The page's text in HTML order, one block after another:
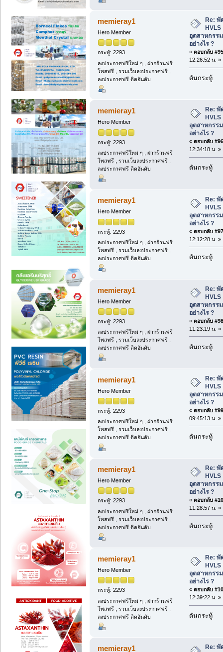
memieray1
Hero Member
กระทู้: 2293
ลงประกาศฟรีใหม่ ๆ , ฝากร้านฟรี
โพสฟรี , รวมเว็บลงประกาศฟรี ,
ลงประกาศฟรี ติดอันดับ
Re:
อุตสาหกรร
อย่างไร ?
« ตอบกลับ
12:26:52 น. »
ดันกระทู้
memieray1
Hero Member
กระทู้: 2293
ลงประกาศฟรีใหม่ ๆ , ฝากร้านฟรี
โพสฟรี , รวมเว็บลงประกาศฟรี ,
ลงประกาศฟรี ติดอันดับ
Re:
อุตสาหกรร
อย่างไร ?
« ตอบกลับ
12:34:18 น. »
ดันกระทู้
memieray1
Hero Member
กระทู้: 2293
ลงประกาศฟรีใหม่ ๆ , ฝากร้านฟรี
โพสฟรี , รวมเว็บลงประกาศฟรี ,
ลงประกาศฟรี ติดอันดับ
Re: พั
อุตสาหกรร
อย่างไร ?
« ตอบกลับ
12:12:28 น. »
ดันกระทู้
memieray1
Hero Member
กระทู้: 2293
ลงประกาศฟรีใหม่ ๆ , ฝากร้านฟรี
โพสฟรี , รวมเว็บลงประกาศฟรี ,
ลงประกาศฟรี ติดอันดับ
Re: พั
อุตสาหกรร
อย่างไร ?
« ตอบกลับ
11:23:19 น. »
ดันกระทู้
memieray1
Hero Member
กระทู้: 2293
ลงประกาศฟรีใหม่ ๆ , ฝากร้านฟรี
โพสฟรี , รวมเว็บลงประกาศฟรี ,
ลงประกาศฟรี ติดอันดับ
Re: พั
อุตสาหกรร
อย่างไร ?
« ตอบกลับ
09:45:13 น. »
ดันกระทู้
memieray1
Hero Member
กระทู้: 2293
ลงประกาศฟรีใหม่ ๆ , ฝากร้านฟรี
โพสฟรี , รวมเว็บลงประกาศฟรี ,
ลงประกาศฟรี ติดอันดับ
Re:
อุตสาหกรร
อย่างไร ?
« ตอบกลับ
11:28:57 น. »
ดันกระทู้
memieray1
Hero Member
กระทู้: 2293
ลงประกาศฟรีใหม่ ๆ , ฝากร้านฟรี
โพสฟรี , รวมเว็บลงประกาศฟรี ,
ลงประกาศฟรี ติดอันดับ
Re:
อุตสาหกรร
อย่างไร ?
« ตอบกลับ
12:39:22 น. »
ดันกระทู้
memieray1
Re: